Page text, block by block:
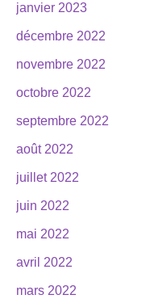
janvier 2023
décembre 2022
novembre 2022
octobre 2022
septembre 2022
août 2022
juillet 2022
juin 2022
mai 2022
avril 2022
mars 2022